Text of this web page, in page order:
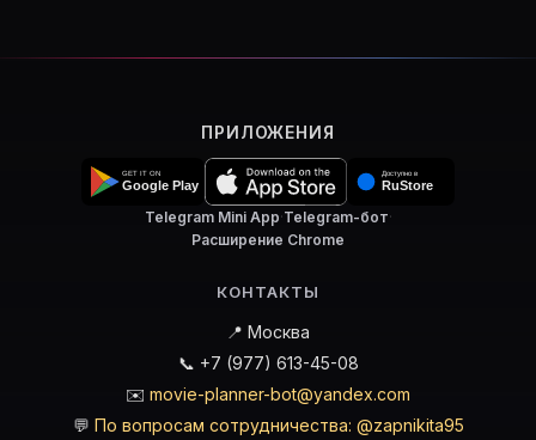
ПРИЛОЖЕНИЯ
Telegram Mini App·Telegram-бот·
Расширение Chrome
КОНТАКТЫ
📍 Москва
📞 +7 (977) 613-45-08
✉️ movie-planner-bot@yandex.com
💬 По вопросам сотрудничества: @zapnikita95